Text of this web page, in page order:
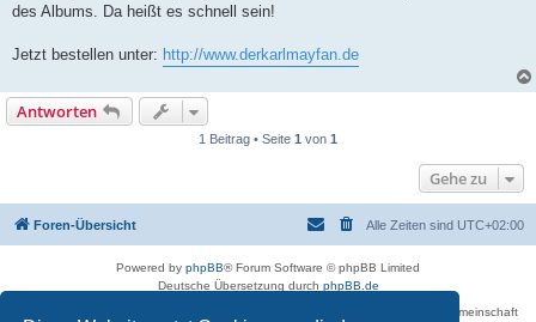
des Albums. Da heißt es schnell sein!
Jetzt bestellen unter: http://www.derkarlmayfan.de
Antworten
1 Beitrag • Seite 1 von 1
Gehe zu
Foren-Übersicht Alle Zeiten sind UTC+02:00
Powered by phpBB® Forum Software © phpBB Limited
Deutsche Übersetzung durch phpBB.de
Betreiber des Forums für die Karl-May-Vereinigung – Arbeits- und Forschungsgemeinschaft